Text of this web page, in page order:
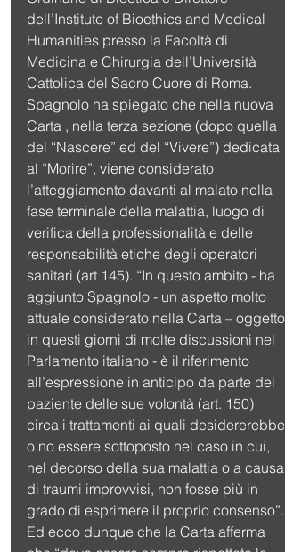
dell’Institute of Bioethics and Medical
Humanities presso la Facoltà di
Medicina e Chirurgia dell’Università
Cattolica del Sacro Cuore di Roma.
Spagnolo ha spiegato che nella nuova
Carta , nella terza sezione (dopo quella
del “Nascere” ed del “Vivere”) dedicata
al “Morire”, viene considerato
l’atteggiamento davanti al malato nella
fase terminale della malattia, luogo di
verifica della professionalità e delle
responsabilità etiche degli operatori
sanitari (art 145). “In questo ambito - ha
aggiunto Spagnolo - un aspetto molto
attuale considerato nella Carta – oggetto
in questi giorni di molte discussioni nel
Parlamento italiano - è il riferimento
all’espressione in anticipo da parte del
paziente delle sue volontà (art. 150)
circa i trattamenti ai quali desidererebbe
o no essere sottoposto nel caso in cui,
nel decorso della sua malattia o a causa
di traumi improvvisi, non fosse più in
grado di esprimere il proprio consenso”.
Ed ecco dunque che la Carta afferma